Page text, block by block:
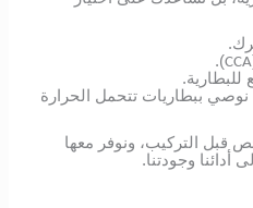
CCA
).
للبطارية.
نوصي ببطاريات تتحمل الحرارة
قبل التركيب، ونوفر معها
وجودتنا.